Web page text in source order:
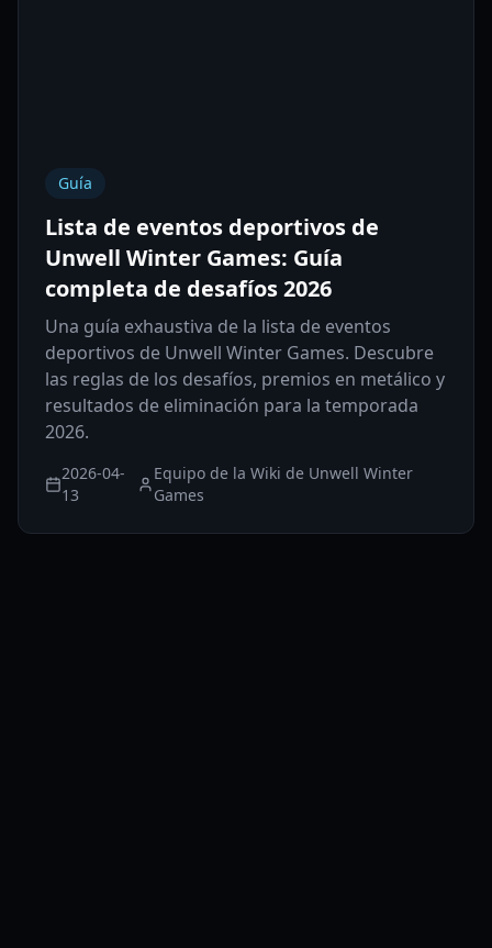
Guía
Lista de eventos deportivos de
Unwell Winter Games: Guía
completa de desafíos 2026
Una guía exhaustiva de la lista de eventos
deportivos de Unwell Winter Games. Descubre
las reglas de los desafíos, premios en metálico y
resultados de eliminación para la temporada
2026.
2026-04-
13
Equipo de la Wiki de Unwell Winter
Games